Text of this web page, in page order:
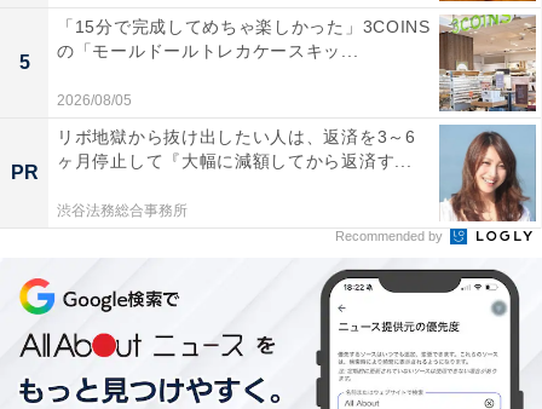
楽天トラベルの「5と0のつく日」キャンペーンと
は？
楽天トラベルでは、毎月5日・10日・15日・20日・25
日・30日に特別キャンペーンを実施。対象日にエントリ
ー＆予約をすると、宿泊料金が特別価格になるほか、ポ
イント還元率もアップします。
さらに、キャンペーン対象施設の中には、期間限定のス
ペシャルプランや豪華特典が付く場合もあります。旅行
5
「15分で完成してめちゃ楽しかった」3COINS
の「モールドールトレカケースキッ...
2026/08/05
PR
リボ地獄から抜け出したい人は、返済を3～6
ヶ月停止して『大幅に減額してから返済す...
渋谷法務総合事務所
Recommended by